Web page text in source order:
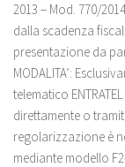
2013 – Mod. 770/
dalla scadenza
presentazione da
MODALITA’:
telematico
direttamente o
regolarizzazione è
mediante modello